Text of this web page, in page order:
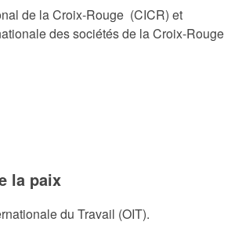
de la Croix-Rouge (CICR) et
des sociétés de la Croix-Rouge
la paix
du Travail (OIT).